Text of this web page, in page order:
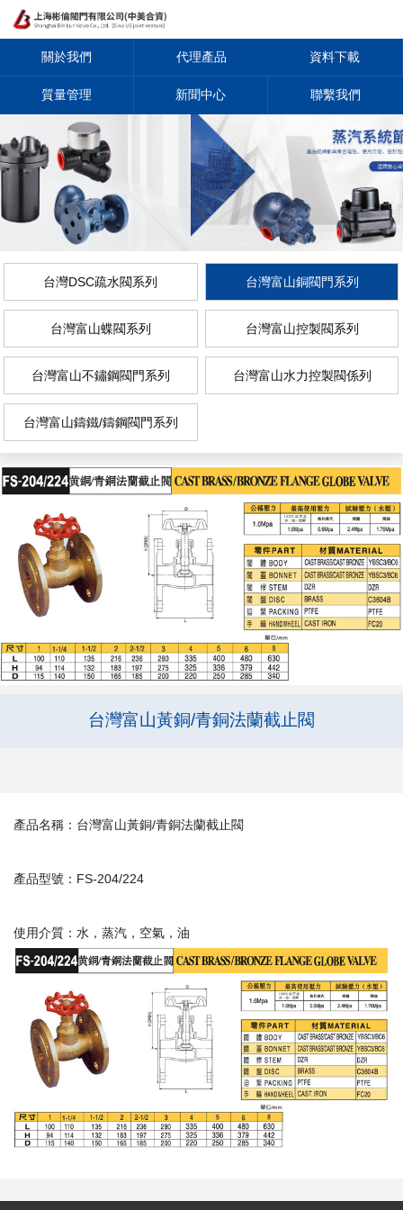
關於我們 代理產品 資料下載
質量管理 新聞中心 聯繫我們
台灣DSC疏水閥系列 台灣富山銅閥門系列
台灣富山蝶閥系列 台灣富山控製閥系列
台灣富山不鏽鋼閥門系列 台灣富山水力控製閥係列
台灣富山鑄鐵/鑄鋼閥門系列
台灣富山黃銅/青銅法蘭截止閥
產品名稱：台灣富山黃銅/青銅法蘭截止閥
產品型號：FS-204/224
使用介質：水，蒸汽，空氣，油